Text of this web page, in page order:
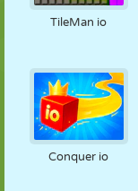
TileMan io
Conquer io